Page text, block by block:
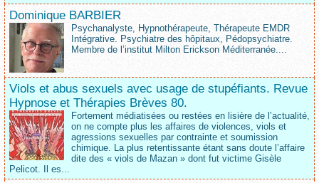
Dominique BARBIER
Psychanalyste, Hypnothérapeute, Thérapeute EMDR
Intégrative. Psychiatre des hôpitaux, Pédopsychiatre.
Membre de l’institut Milton Erickson Méditerranée....
Viols et abus sexuels avec usage de stupéfiants. Revue
Hypnose et Thérapies Brèves 80.
Fortement médiatisées ou restées en lisière de l’actualité,
on ne compte plus les affaires de violences, viols et
agressions sexuelles par contrainte et soumission
chimique. La plus retentissante étant sans doute l’affaire
dite des « viols de Mazan » dont fut victime Gisèle
Pelicot. Il es...